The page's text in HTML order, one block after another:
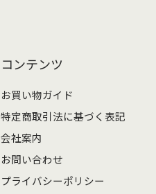
コンテンツ
お買い物ガイド
特定商取引法に基づく表記
会社案内
お問い合わせ
プライバシーポリシー